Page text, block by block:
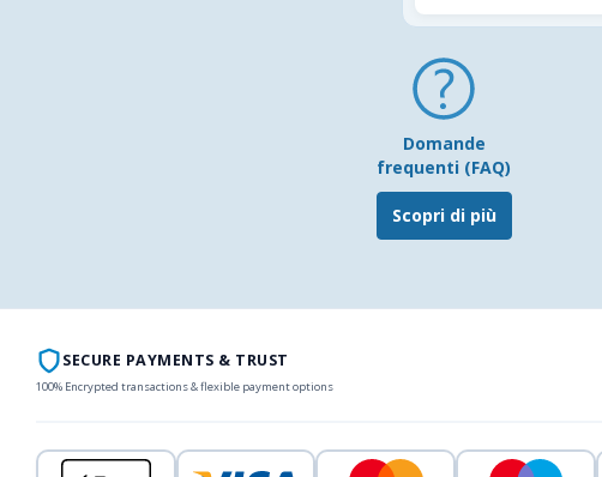
Domande
frequenti (FAQ)
Scopri di più
SECURE PAYMENTS & TRUST
100% Encrypted transactions & flexible payment options